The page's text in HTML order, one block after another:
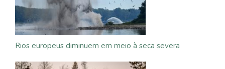
Rios europeus diminuem em meio à seca severa